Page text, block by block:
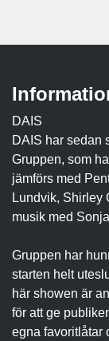
DAIS
DAIS har sedan
Gruppen, som
jämförs med
Lundvik, Shirley
musik med
Gruppen har
starten helt
här showen är
för att ge
egna favoritlåtar